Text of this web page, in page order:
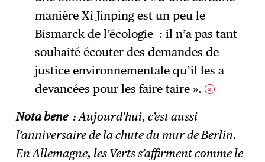
manière Xi Jinping est un peu le
Bismarck de l’écologie : il n’a pas tant
souhaité écouter des demandes de
justice environnementale qu’il les a
devancées pour les faire taire ».
3
Nota bene: Aujourd’hui, c’est aussi
l’anniversaire de la chute du mur de Berlin.
En Allemagne, les Verts s’affirment comme le